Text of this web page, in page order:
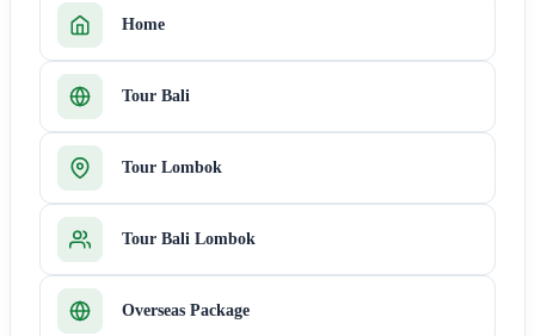
Home
Tour Bali
Tour Lombok
Tour Bali Lombok
Overseas Package